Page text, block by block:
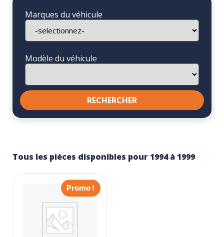
Marques du véhicule
Modèle du véhicule
Tous les pièces disponibles pour 1994 à 1999
Promo !